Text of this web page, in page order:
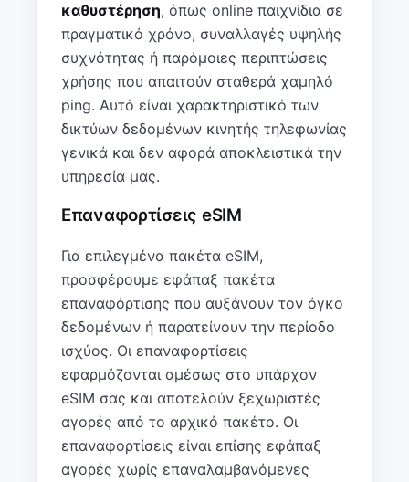
καθυστέρηση, όπως online παιχνίδια σε
πραγματικό χρόνο, συναλλαγές υψηλής
συχνότητας ή παρόμοιες περιπτώσεις
χρήσης που απαιτούν σταθερά χαμηλό
ping. Αυτό είναι χαρακτηριστικό των
δικτύων δεδομένων κινητής τηλεφωνίας
γενικά και δεν αφορά αποκλειστικά την
υπηρεσία μας.
Επαναφορτίσεις eSIM
Για επιλεγμένα πακέτα eSIM,
προσφέρουμε εφάπαξ πακέτα
επαναφόρτισης που αυξάνουν τον όγκο
δεδομένων ή παρατείνουν την περίοδο
ισχύος. Οι επαναφορτίσεις
εφαρμόζονται αμέσως στο υπάρχον
eSIM σας και αποτελούν ξεχωριστές
αγορές από το αρχικό πακέτο. Οι
επαναφορτίσεις είναι επίσης εφάπαξ
αγορές χωρίς επαναλαμβανόμενες